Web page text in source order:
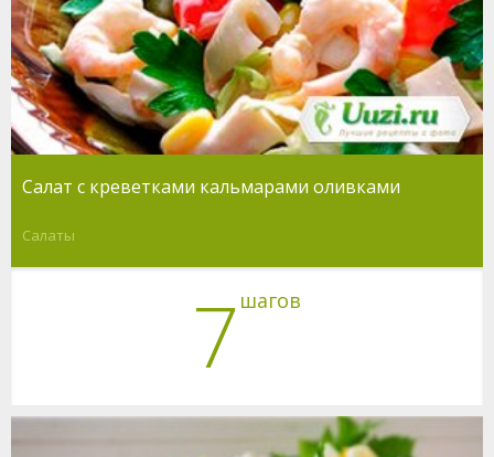
Салат с креветками кальмарами оливками
Салаты
7 шагов